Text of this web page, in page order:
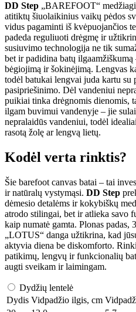
DD Step „BAREFOOT“
atitiktų šiuolaikinius vaikų pėdos
vidus pagaminti iš kvėpuojančios
padeda reguliuoti drėgmę ir
susiuvimo technologija ne tik
bet ir padidina batų
bėgiojimą ir šokinėjimą. Lengvas
todėl batukai lengvai juda kartu su
pasipriešinimo. Dėl vandeniui
puikiai tinka drėgnomis dienomis,
ilgam buvimui vandenyje – jie
nepralaidūs vandeniui, todėl
rasotą žolę ar lengvą lietų.
Kodėl verta rinktis?
Šie barefoot canvas batai – tai
ir natūralų vystymąsi. DD Step
dėmesio detalėms ir kokybiškų
atrodo stilingai, bet ir atlieka savo
kaip numatė gamta. Plonas
„LOTUS“ danga užtikrina, kad
aktyvia diena be diskomforto.
patikimų, lengvų ir funkcionalių
augti sveikam ir laimingam.
Dydžių lentelė
Dydis Vidpadžio ilgis, cm